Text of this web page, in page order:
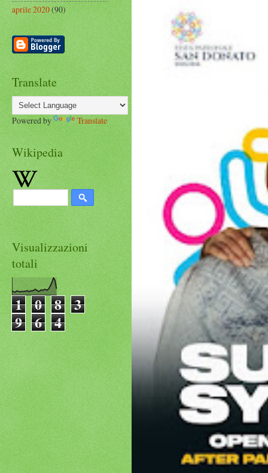
aprile 2020(90)
Translate
Powered by Translate
Wikipedia
Visualizzazioni
totali
1 0 8 3
9 6 4